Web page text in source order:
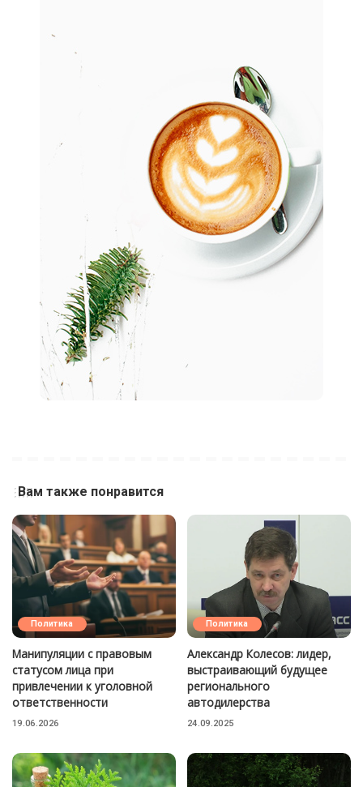
Вам также понравится
Политика
Манипуляции с правовым
статусом лица при
привлечении к уголовной
ответственности
19.06.2026
Политика
Александр Колесов: лидер,
выстраивающий будущее
регионального
автодилерства
24.09.2025